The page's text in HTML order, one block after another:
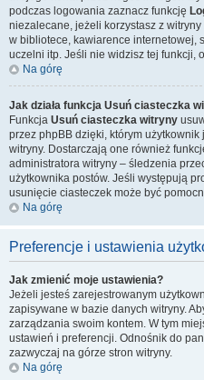
podczas logowania zaznacz funkcję
niezalecane, jeżeli korzystasz z
w bibliotece, kawiarence internetowej,
uczelni itp. Jeśli nie widzisz tej funkcji,
Na górę
Jak działa funkcja Usuń ciasteczka
Funkcja Usuń ciasteczka witryny
przez phpBB dzięki, którym
witryny. Dostarczają one również
administratora witryny – śledzenia
użytkownika postów. Jeśli występują
usunięcie ciasteczek może być
Na górę
Preferencje i ustawienia
Jak zmienić moje ustawienia?
Jeżeli jesteś zarejestrowanym
zapisywane w bazie danych witryny.
zarządzania swoim kontem. W tym
ustawień i preferencji. Odnośnik do
zazwyczaj na górze stron witryny.
Na górę